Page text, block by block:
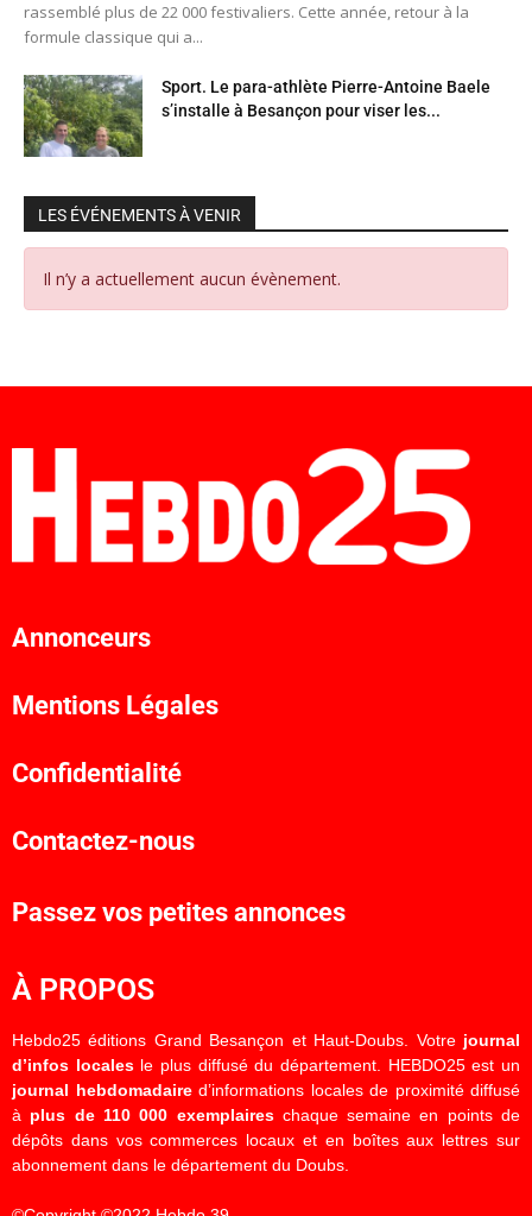
rassemblé plus de 22 000 festivaliers. Cette année, retour à la
formule classique qui a...
Sport. Le para-athlète Pierre-Antoine Baele
s’installe à Besançon pour viser les...
LES ÉVÉNEMENTS À VENIR
Il n’y a actuellement aucun évènement.
Annonceurs
Mentions Légales
Confidentialité
Contactez-nous
Passez vos petites annonces
À PROPOS
Hebdo25 éditions Grand Besançon et Haut-Doubs. Votre journal
d’infos localesle plus diffusé du département. HEBDO25 est un
journal hebdomadaired’informations locales de proximité diffusé
à plus de 110 000 exemplaireschaque semaine en points de
dépôts dans vos commerces locaux et en boîtes aux lettres sur
abonnement dans le département du Doubs.